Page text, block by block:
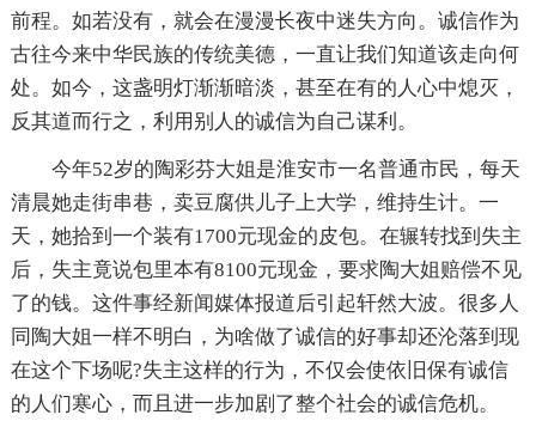
前程。如若没有，就会在漫漫长夜中迷失方向。诚信作为
古往今来中华民族的传统美德，一直让我们知道该走向何
处。如今，这盏明灯渐渐暗淡，甚至在有的人心中熄灭，
反其道而行之，利用别人的诚信为自己谋利。
今年52岁的陶彩芬大姐是淮安市一名普通市民，每天
清晨她走街串巷，卖豆腐供儿子上大学，维持生计。一
天，她拾到一个装有1700元现金的皮包。在辗转找到失主
后，失主竟说包里本有8100元现金，要求陶大姐赔偿不见
了的钱。这件事经新闻媒体报道后引起轩然大波。很多人
同陶大姐一样不明白，为啥做了诚信的好事却还沦落到现
在这个下场呢?失主这样的行为，不仅会使依旧保有诚信
的人们寒心，而且进一步加剧了整个社会的诚信危机。